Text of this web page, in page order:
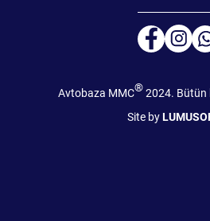
Avtobaza MMC®2024. Bütün
Site by